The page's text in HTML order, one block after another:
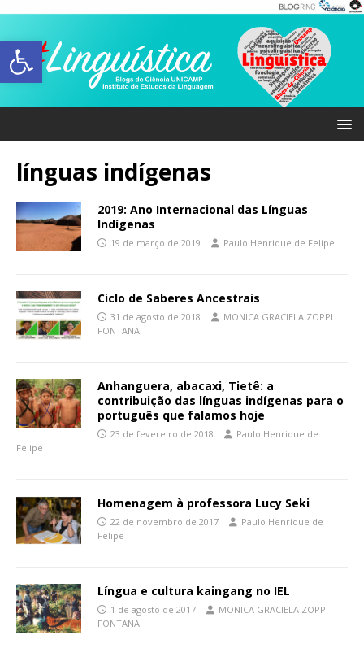
Abrir a barra de ferramentas
línguas indígenas
2019: Ano Internacional das Línguas
Indígenas
19 de março de 2019 Paulo Henrique de Felipe
Ciclo de Saberes Ancestrais
31 de agosto de 2018
MONICA GRACIELA ZOPPI
FONTANA
Anhanguera, abacaxi, Tietê: a
contribuição das línguas indígenas para o
português que falamos hoje
23 de fevereiro de 2018
Paulo Henrique de
Felipe
Homenagem à professora Lucy Seki
22 de novembro de 2017
Paulo Henrique de
Felipe
Língua e cultura kaingang no IEL
1 de agosto de 2017
MONICA GRACIELA ZOPPI
FONTANA